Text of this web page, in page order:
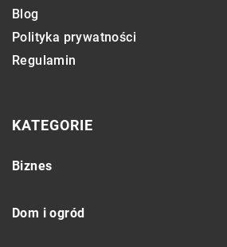
Blog
Polityka prywatności
Regulamin
KATEGORIE
Biznes
Dom i ogród